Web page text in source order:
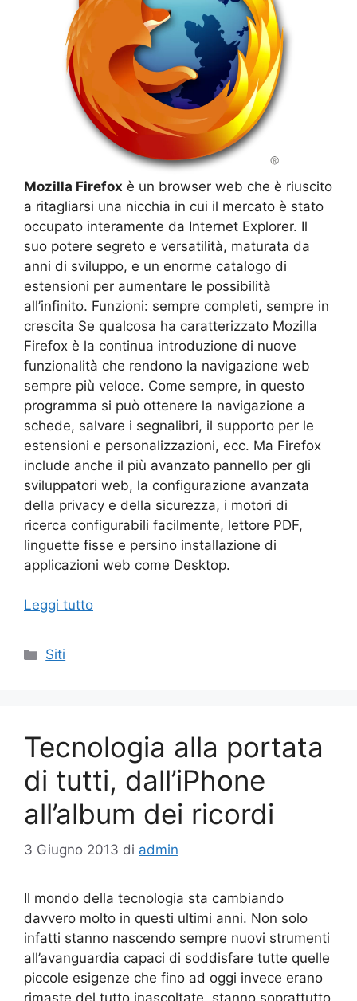
Mozilla Firefox è un browser web che è riuscito
a ritagliarsi una nicchia in cui il mercato è stato
occupato interamente da Internet Explorer. Il
suo potere segreto e versatilità, maturata da
anni di sviluppo, e un enorme catalogo di
estensioni per aumentare le possibilità
all’infinito. Funzioni: sempre completi, sempre in
crescita Se qualcosa ha caratterizzato Mozilla
Firefox è la continua introduzione di nuove
funzionalità che rendono la navigazione web
sempre più veloce. Come sempre, in questo
programma si può ottenere la navigazione a
schede, salvare i segnalibri, il supporto per le
estensioni e personalizzazioni, ecc. Ma Firefox
include anche il più avanzato pannello per gli
sviluppatori web, la configurazione avanzata
della privacy e della sicurezza, i motori di
ricerca configurabili facilmente, lettore PDF,
linguette fisse e persino installazione di
applicazioni web come Desktop.
Leggi tutto
Categorie
Siti
Tecnologia alla portata
di tutti, dall’iPhone
all’album dei ricordi
3 Giugno 2013 di admin
Il mondo della tecnologia sta cambiando
davvero molto in questi ultimi anni. Non solo
infatti stanno nascendo sempre nuovi strumenti
all’avanguardia capaci di soddisfare tutte quelle
piccole esigenze che fino ad oggi invece erano
rimaste del tutto inascoltate, stanno soprattutto